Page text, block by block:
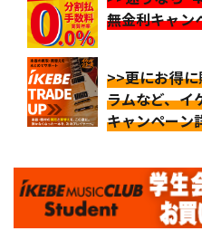
無金利キャン
>>更にお得
ラムなど、イ
キャンペーン